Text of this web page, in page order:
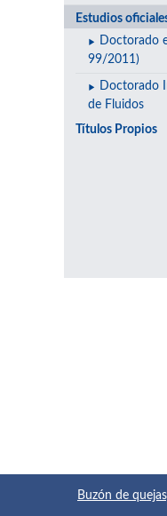
Estudios
Doctorado
99/2011)
Doctorado
de Fluidos
Títulos Propios
Buzón de